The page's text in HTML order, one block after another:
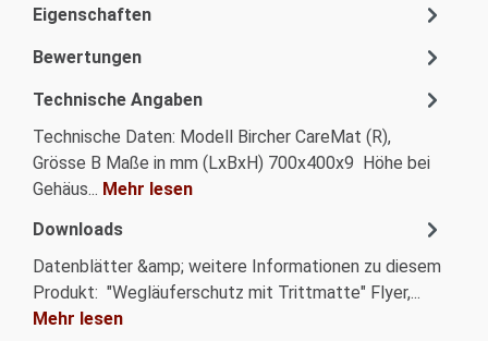
Eigenschaften
Bewertungen
Technische Angaben
Technische Daten: Modell Bircher CareMat (R),
Grösse B Maße in mm (LxBxH) 700x400x9 Höhe bei
Gehäus... Mehr lesen
Downloads
Datenblätter &amp; weitere Informationen zu diesem
Produkt: "Wegläuferschutz mit Trittmatte" Flyer,...
Mehr lesen